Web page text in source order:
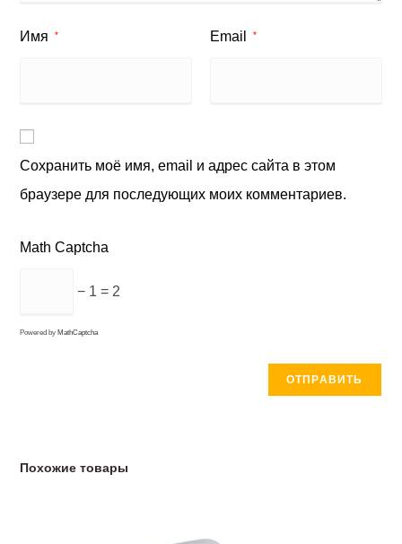
Имя * Email *
Сохранить моё имя, email и адрес сайта в этом
браузере для последующих моих комментариев.
Math Captcha
− 1 = 2
Powered by MathCaptcha
Похожие товары